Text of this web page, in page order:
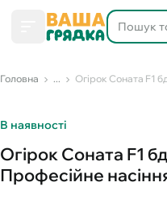
Головна ... Огірок Соната F1
В наявності
Огірок Соната F1
Професійне